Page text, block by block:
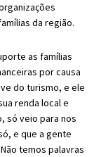
da região.
as famílias
por causa
do turismo, e ele
renda local e
só veio para nos
e que a gente
temos palavras